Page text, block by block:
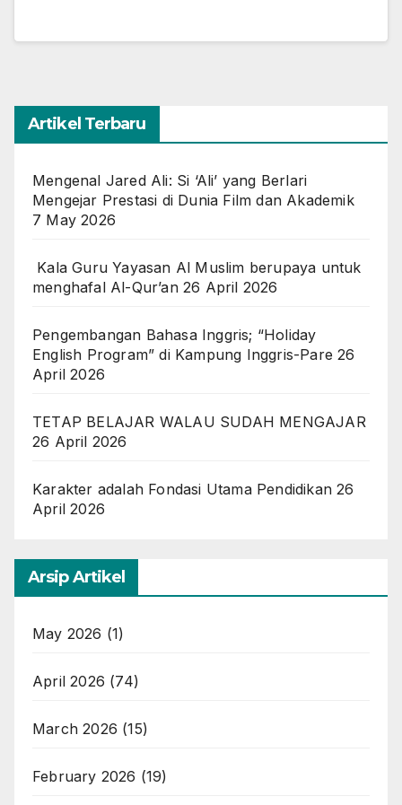
Artikel Terbaru
Mengenal Jared Ali: Si ‘Ali’ yang Berlari
Mengejar Prestasi di Dunia Film dan Akademik
7 May 2026
Kala Guru Yayasan Al Muslim berupaya untuk
menghafal Al-Qur’an 26 April 2026
Pengembangan Bahasa Inggris; “Holiday
English Program” di Kampung Inggris-Pare 26
April 2026
TETAP BELAJAR WALAU SUDAH MENGAJAR
26 April 2026
Karakter adalah Fondasi Utama Pendidikan 26
April 2026
Arsip Artikel
May 2026 (1)
April 2026 (74)
March 2026 (15)
February 2026 (19)